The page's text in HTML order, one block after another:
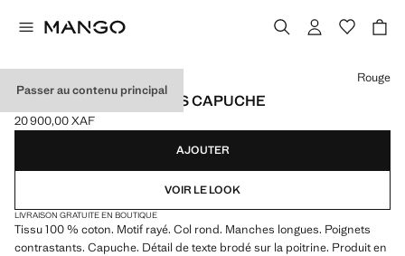
Passer au contenu principal
SWEAT-SHIRT RAYURES CAPUCHE
Prix actuel [20 900,00 XAF ]
20 900,00 XAF
Choisissez une couleur
Rouge
AJOUTER
VOIR LE LOOK
LIVRAISON GRATUITE EN BOUTIQUE
Tissu 100 % coton. Motif rayé. Col rond. Manches longues. Poignets
contrastants. Capuche. Détail de texte brodé sur la poitrine. Produit en